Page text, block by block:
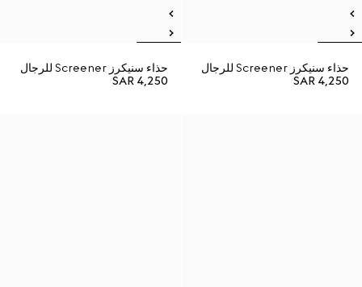
حذاء سنيكرز Screener للرجال
SAR 4,250
حذاء سنيكرز Screener للرجال
SAR 4,250